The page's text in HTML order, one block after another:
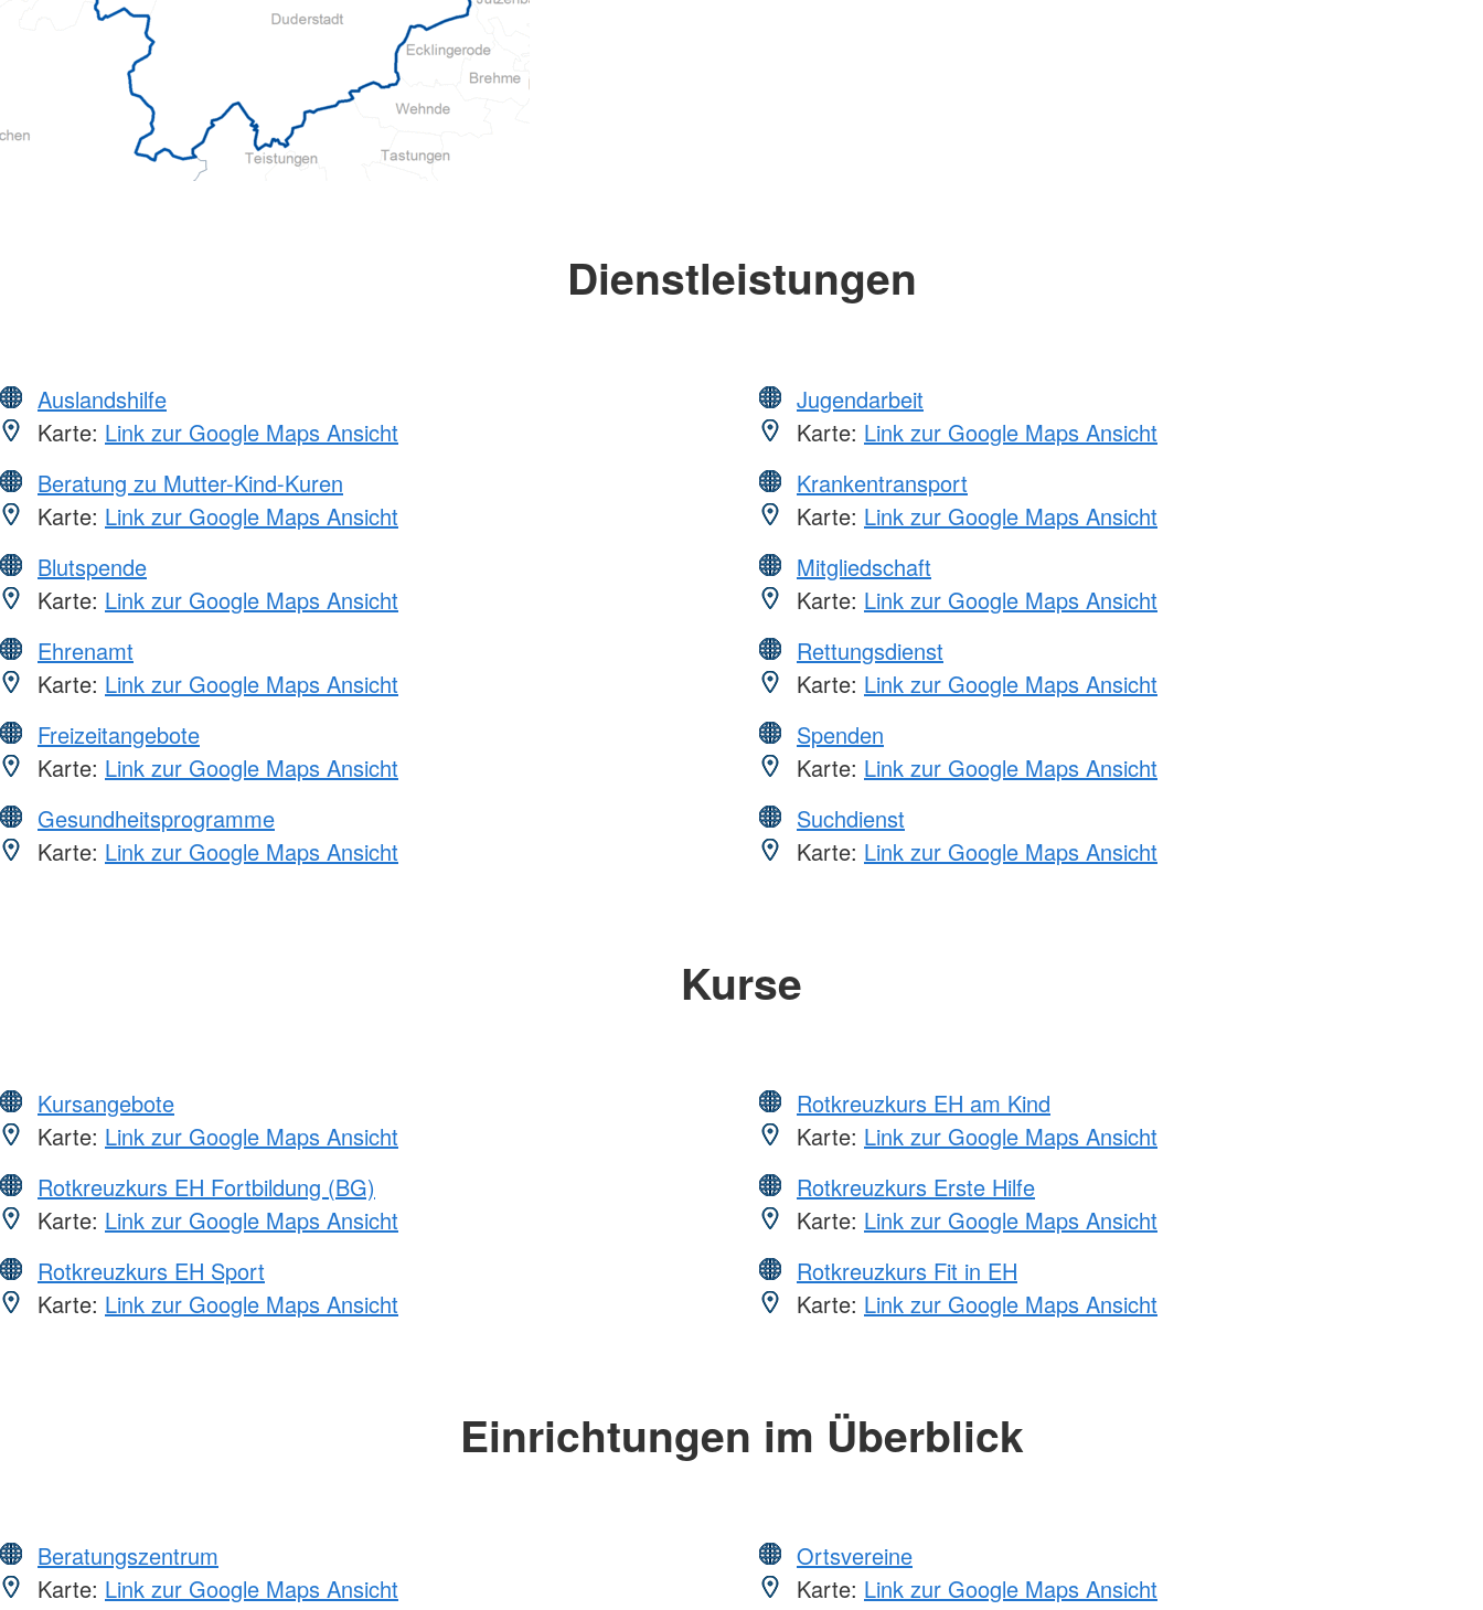
Dienstleistungen
Auslandshilfe
Karte: Link zur Google Maps Ansicht
Beratung zu Mutter-Kind-Kuren
Karte: Link zur Google Maps Ansicht
Blutspende
Karte: Link zur Google Maps Ansicht
Ehrenamt
Karte: Link zur Google Maps Ansicht
Freizeitangebote
Karte: Link zur Google Maps Ansicht
Gesundheitsprogramme
Karte: Link zur Google Maps Ansicht
Jugendarbeit
Karte: Link zur Google Maps Ansicht
Krankentransport
Karte: Link zur Google Maps Ansicht
Mitgliedschaft
Karte: Link zur Google Maps Ansicht
Rettungsdienst
Karte: Link zur Google Maps Ansicht
Spenden
Karte: Link zur Google Maps Ansicht
Suchdienst
Karte: Link zur Google Maps Ansicht
Kurse
Kursangebote
Karte: Link zur Google Maps Ansicht
Rotkreuzkurs EH Fortbildung (BG)
Karte: Link zur Google Maps Ansicht
Rotkreuzkurs EH Sport
Karte: Link zur Google Maps Ansicht
Rotkreuzkurs EH am Kind
Karte: Link zur Google Maps Ansicht
Rotkreuzkurs Erste Hilfe
Karte: Link zur Google Maps Ansicht
Rotkreuzkurs Fit in EH
Karte: Link zur Google Maps Ansicht
Einrichtungen im Überblick
Beratungszentrum
Karte: Link zur Google Maps Ansicht
Ortsvereine
Karte: Link zur Google Maps Ansicht